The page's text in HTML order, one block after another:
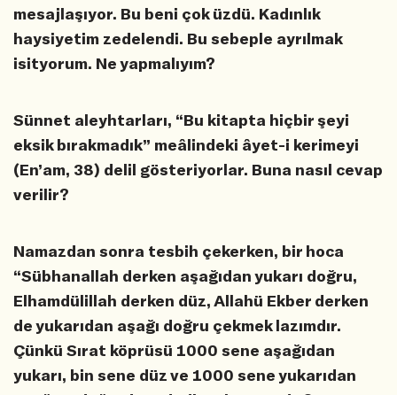
mesajlaşıyor. Bu beni çok üzdü. Kadınlık
haysiyetim zedelendi. Bu sebeple ayrılmak
isityorum. Ne yapmalıyım?
Sünnet aleyhtarları, “Bu kitapta hiçbir şeyi
eksik bırakmadık” meâlindeki âyet-i kerimeyi
(En’am, 38) delil gösteriyorlar. Buna nasıl cevap
verilir?
Namazdan sonra tesbih çekerken, bir hoca
“Sübhanallah derken aşağıdan yukarı doğru,
Elhamdülillah derken düz, Allahü Ekber derken
de yukarıdan aşağı doğru çekmek lazımdır.
Çünkü Sırat köprüsü 1000 sene aşağıdan
yukarı, bin sene düz ve 1000 sene yukarıdan